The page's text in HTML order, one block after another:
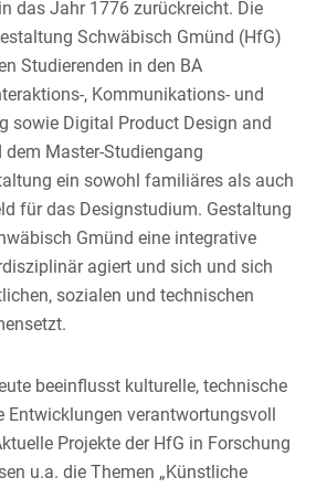
das Jahr 1776 zurückreicht. Die
Schwäbisch Gmünd (HfG)
Studierenden in den BA
, Kommunikations- und
sowie Digital Product Design and
dem Master-Studiengang
ein sowohl familiäres als auch
für das Designstudium. Gestal­tung
Gmünd eine integrative
agiert und sich und sich
sozialen und tech­ni­schen
beeinflusst kultu­relle, tech­ni­sche
Entwick­lungen verant­wor­tungs­voll
Projekte der HfG in Forschung
u.a. die Themen „Künstliche